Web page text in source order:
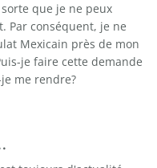
que je ne peux
Par conséquent, je ne
Mexicain près de mon
je faire cette demande
me rendre?